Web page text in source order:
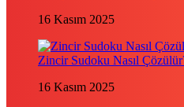
16 Kasım 2025
Zincir Sudoku Nasıl
16 Kasım 2025